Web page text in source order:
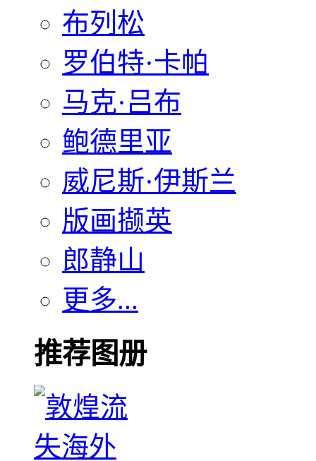
布列松
罗伯特·卡帕
马克·吕布
鲍德里亚
威尼斯·伊斯兰
版画撷英
郎静山
更多...
推荐图册